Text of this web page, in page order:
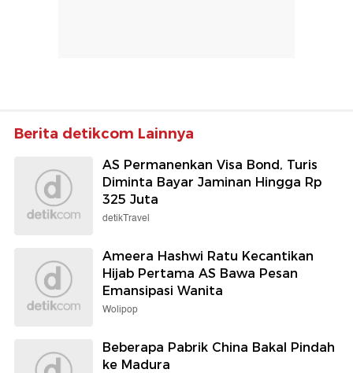
Berita detikcom Lainnya
AS Permanenkan Visa Bond, Turis
Diminta Bayar Jaminan Hingga Rp
325 Juta
detikTravel
Ameera Hashwi Ratu Kecantikan
Hijab Pertama AS Bawa Pesan
Emansipasi Wanita
Wolipop
Beberapa Pabrik China Bakal Pindah
ke Madura